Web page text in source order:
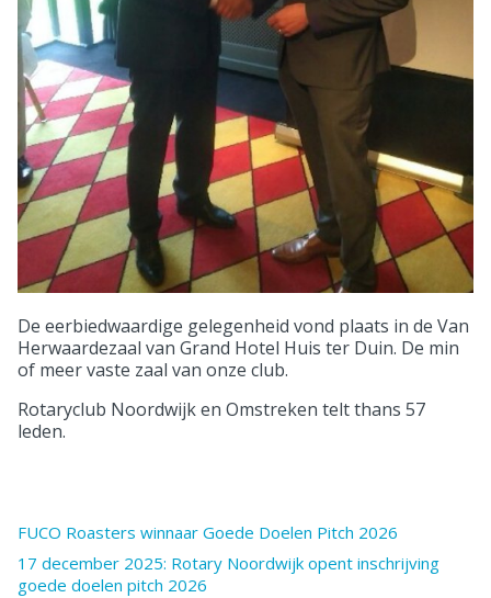
De eerbiedwaardige gelegenheid vond plaats in de Van
Herwaardezaal van Grand Hotel Huis ter Duin. De min
of meer vaste zaal van onze club.
Rotaryclub Noordwijk en Omstreken telt thans 57
leden.
FUCO Roasters winnaar Goede Doelen Pitch 2026
17 december 2025: Rotary Noordwijk opent inschrijving
goede doelen pitch 2026